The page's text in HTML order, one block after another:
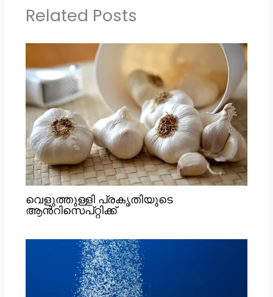
Related Posts
വെളുത്തുള്ളി പ്രകൃതിയുടെ
ആൻറിസെപ്റ്റിക്ക്